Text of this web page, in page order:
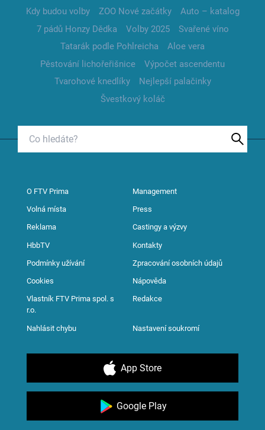
Kdy budou volby
ZOO Nové začátky
Auto – katalog
7 pádů Honzy Dědka
Volby 2025
Svařené víno
Tatarák podle Pohlreicha
Aloe vera
Pěstování lichořeřišnice
Výpočet ascendentu
Tvarohové knedlíky
Nejlepší palačinky
Švestkový koláč
O FTV Prima Management
Volná místa Press
Reklama Castingy a výzvy
HbbTV Kontakty
Podmínky užívání Zpracování osobních údajů
Cookies Nápověda
Vlastník FTV Prima spol. s
r.o.
Redakce
Nahlásit chybu Nastavení soukromí
App Store
Google Play